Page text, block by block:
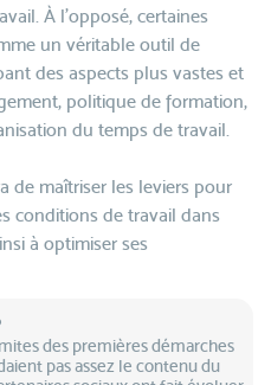
À l'opposé, certaines
un véritable outil de
des aspects plus vastes et
politique de formation,
du temps de travail.
de maîtriser les leviers pour
conditions de travail dans
à optimiser ses
des premières démarches
pas assez le contenu du